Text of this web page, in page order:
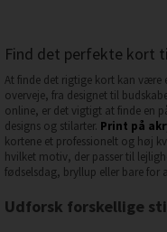
Find det perfekte kort
At finde det rigtige kort kan være
overveje, fra designet til
online, er det vigtigt at finde en
designs og stilarter. Print på
kortene et professionelt og høj
hvilket motiv, der passer til
fødselsdag, bryllup eller bare for
Udforsk forskellige